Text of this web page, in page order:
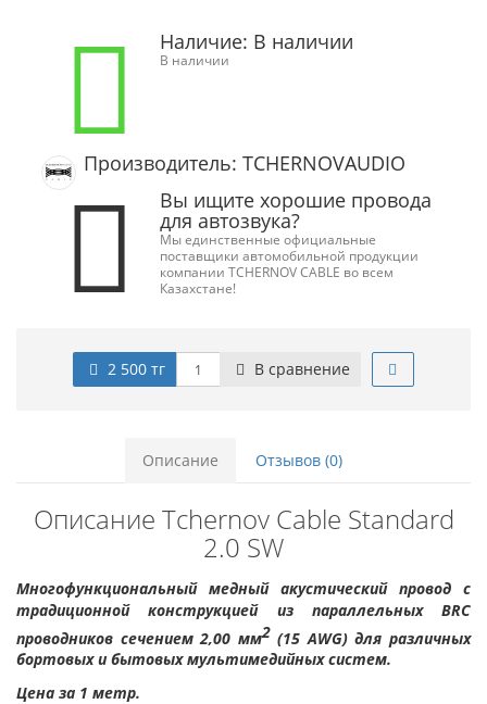
Наличие: В наличии
В наличии
Производитель: TCHERNOVAUDIO
Вы ищите хорошие провода
для автозвука?
Мы единственные официальные
поставщики автомобильной продукции
компании TCHERNOV CABLE во всем
Казахстане!
2 500 тг В сравнение
Описание Отзывов (0)
Описание Tchernov Cable Standard
2.0 SW
Многофункциональный медный акустический провод с
традиционной конструкцией из параллельных BRC
проводников сечением 2,00 мм2(15 AWG) для различных
бортовых и бытовых мультимедийных систем.
Цена за 1 метр.